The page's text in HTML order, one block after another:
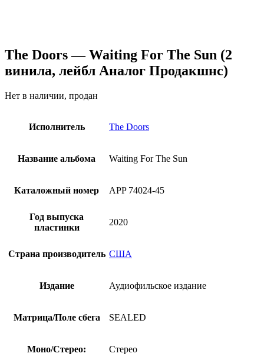
The Doors — Waiting For The Sun (2
винила, лейбл Аналог Продакшнс)
Нет в наличии, продан
Исполнитель The Doors
Название альбома Waiting For The Sun
Каталожный номер APP 74024-45
Год выпуска
пластинки
2020
Страна производитель США
Издание Аудиофильское издание
Матрица/Поле сбега SEALED
Моно/Стерео: Стерео